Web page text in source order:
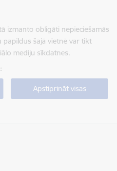
izmanto obligāti nepieciešamās
papildus šajā vietnē var tikt
mediju sīkdatnes.
Apstiprināt visas